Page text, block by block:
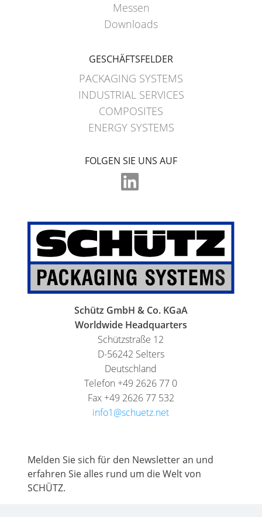
Messen
Downloads
GESCHÄFTSFELDER
PACKAGING SYSTEMS
INDUSTRIAL SERVICES
COMPOSITES
ENERGY SYSTEMS
FOLGEN SIE UNS AUF
Schütz GmbH & Co. KGaA
Worldwide Headquarters
Schützstraße 12
D-56242 Selters
Deutschland
Telefon +49 2626 77 0
Fax +49 2626 77 532
info1@schuetz.net
Melden Sie sich für den Newsletter an und
erfahren Sie alles rund um die Welt von
SCHÜTZ.